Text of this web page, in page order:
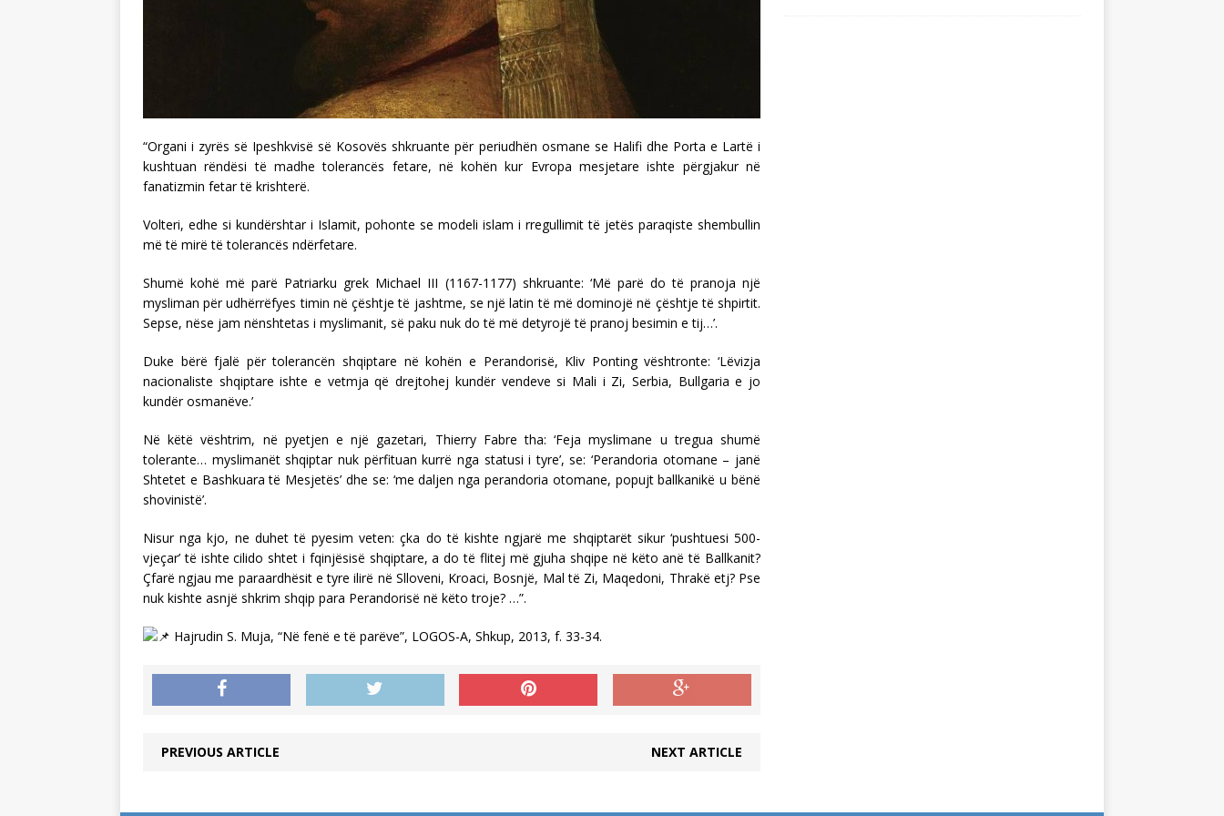
“Organi i zyrës së Ipeshkvisë së Kosovës shkruante për periudhën osmane se Halifi dhe Porta e Lartë i
kushtuan rëndësi të madhe tolerancës fetare, në kohën kur Evropa mesjetare ishte përgjakur në
fanatizmin fetar të krishterë.
Volteri, edhe si kundërshtar i Islamit, pohonte se modeli islam i rregullimit të jetës paraqiste shembullin
më të mirë të tolerancës ndërfetare.
Shumë kohë më parë Patriarku grek Michael III (1167-1177) shkruante: ‘Më parë do të pranoja një
mysliman për udhërrëfyes timin në çështje të jashtme, se një latin të më dominojë në çështje të shpirtit.
Sepse, nëse jam nënshtetas i myslimanit, së paku nuk do të më detyrojë të pranoj besimin e tij…’.
Duke bërë fjalë për tolerancën shqiptare në kohën e Perandorisë, Kliv Ponting vështronte: ‘Lëvizja
nacionaliste shqiptare ishte e vetmja që drejtohej kundër vendeve si Mali i Zi, Serbia, Bullgaria e jo
kundër osmanëve.’
Në këtë vështrim, në pyetjen e një gazetari, Thierry Fabre tha: ‘Feja myslimane u tregua shumë
tolerante… myslimanët shqiptar nuk përfituan kurrë nga statusi i tyre’, se: ‘Perandoria otomane – janë
Shtetet e Bashkuara të Mesjetës’ dhe se: ‘me daljen nga perandoria otomane, popujt ballkanikë u bënë
shovinistë’.
Nisur nga kjo, ne duhet të pyesim veten: çka do të kishte ngjarë me shqiptarët sikur ‘pushtuesi 500-
vjeçar’ të ishte cilido shtet i fqinjësisë shqiptare, a do të flitej më gjuha shqipe në këto anë të Ballkanit?
Çfarë ngjau me paraardhësit e tyre ilirë në Slloveni, Kroaci, Bosnjë, Mal të Zi, Maqedoni, Thrakë etj? Pse
nuk kishte asnjë shkrim shqip para Perandorisë në këto troje? …”.
Hajrudin S. Muja, “Në fenë e të parëve”, LOGOS-A, Shkup, 2013, f. 33-34.
PREVIOUS ARTICLE NEXT ARTICLE